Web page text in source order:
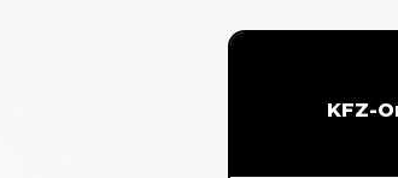
KFZ-